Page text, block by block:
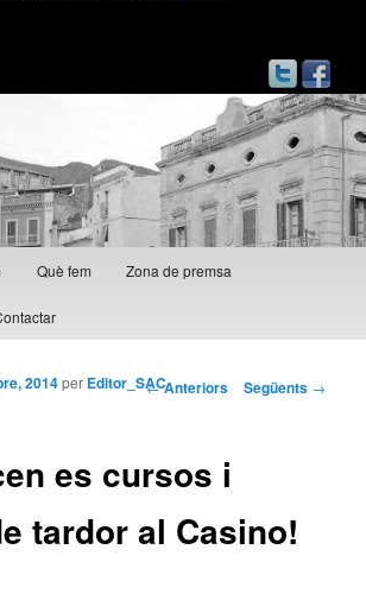
principal
secundari
Què fem Zona de premsa
Navegació per les
←Anteriors Següents →
es cursos i
tardor al Casino!
2014per Editor_SAC